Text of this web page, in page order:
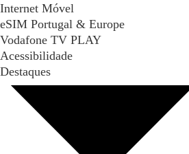
Internet Móvel
eSIM Portugal & Europe
Vodafone TV PLAY
Acessibilidade
Destaques